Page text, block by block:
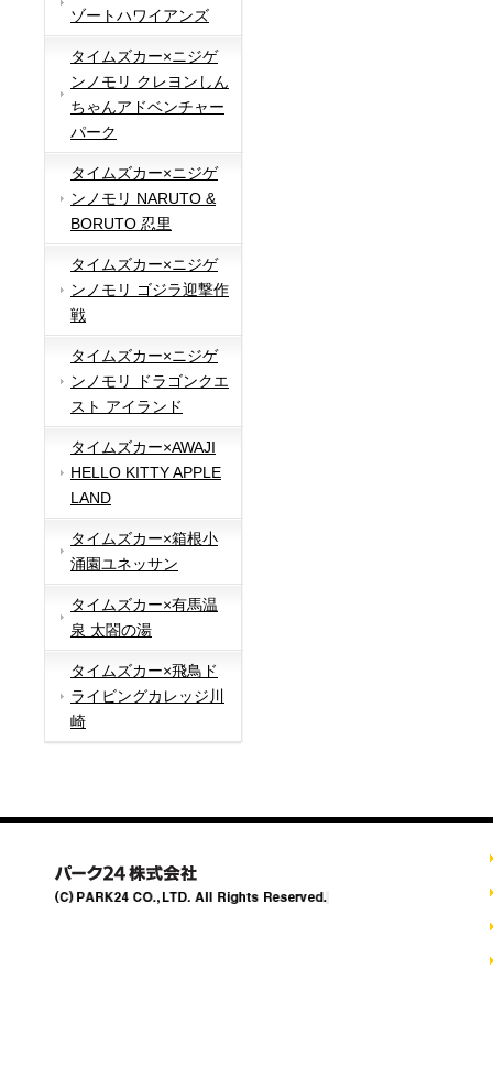
ゾートハワイアンズ
タイムズカー×ニジゲ
ンノモリ クレヨンしん
ちゃんアドベンチャー
パーク
タイムズカー×ニジゲ
ンノモリ NARUTO &
BORUTO 忍里
タイムズカー×ニジゲ
ンノモリ ゴジラ迎撃作
戦
タイムズカー×ニジゲ
ンノモリ ドラゴンクエ
スト アイランド
タイムズカー×AWAJI
HELLO KITTY APPLE
LAND
タイムズカー×箱根小
涌園ユネッサン
タイムズカー×有馬温
泉 太閤の湯
タイムズカー×飛鳥ド
ライビングカレッジ川
崎